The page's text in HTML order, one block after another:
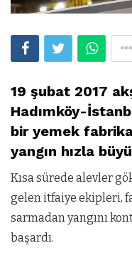
19 şubat 2017
Hadımköy-
bir yemek
yangın hızla
Kısa sürede alevler
gelen itfaiye ekipleri,
sarmadan yangını
başardı.